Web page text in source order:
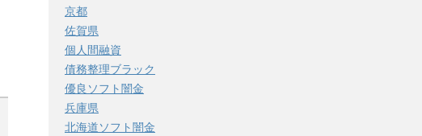
京都
佐賀県
個人間融資
債務整理ブラック
優良ソフト闇金
兵庫県
北海道ソフト闇金